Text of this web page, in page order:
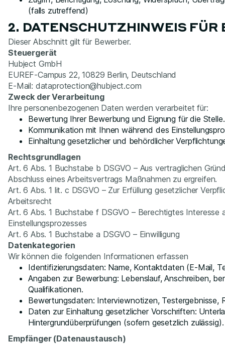
(falls zutreffend)
2. DATENSCHUTZHINWEIS FÜR
Dieser Abschnitt gilt für Bewerber.
Steuergerät
Hubject GmbH
EUREF-Campus 22, 10829 Berlin, Deutschland
E-Mail: dataprotection@hubject.com
Zweck der Verarbeitung
Ihre personenbezogenen Daten werden verarbeitet für:
Bewertung Ihrer Bewerbung und Eignung für die Stelle.
Kommunikation mit Ihnen während des
Einhaltung gesetzlicher und behördlicher
Rechtsgrundlagen
Art. 6 Abs. 1 Buchstabe b DSGVO – Aus vertraglichen
Abschluss eines Arbeitsvertrags Maßnahmen zu ergreifen.
Art. 6 Abs. 1 lit. c DSGVO – Zur Erfüllung gesetzlicher
Arbeitsrecht
Art. 6 Abs. 1 Buchstabe f DSGVO – Berechtigtes Interesse
Einstellungsprozesses
Art. 6 Abs. 1 Buchstabe a DSGVO – Einwilligung
Datenkategorien
Wir können die folgenden Informationen erfassen
Identifizierungsdaten: Name, Kontaktdaten (E-Mail,
Angaben zur Bewerbung: Lebenslauf, Anschreiben,
Qualifikationen.
Bewertungsdaten: Interviewnotizen, Testergebnisse,
Daten zur Einhaltung gesetzlicher Vorschriften:
Hintergrundüberprüfungen (sofern gesetzlich zulässig).
Empfänger (Datenaustausch)